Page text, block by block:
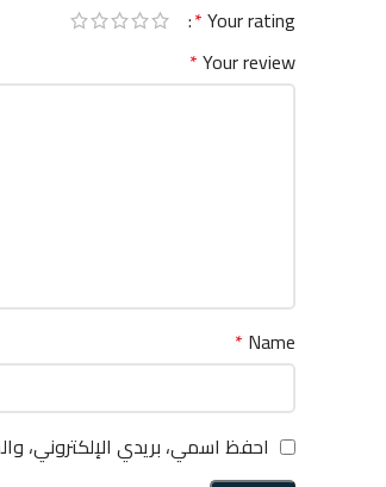
Your rating
*
Your review
*
Name
*
احفظ اسمي، بريدي الإلكتروني،